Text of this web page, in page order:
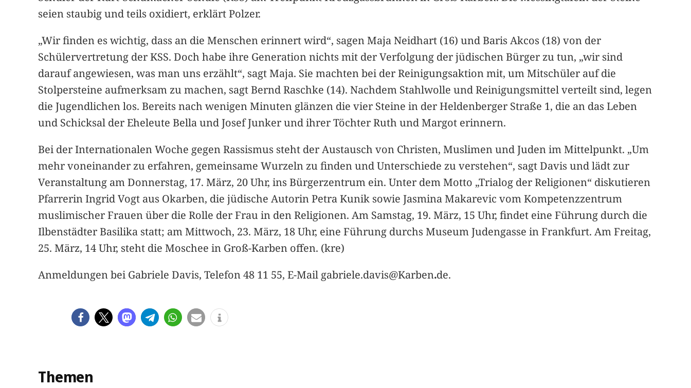
seien staubig und teils oxidiert, erklärt Polzer.
„Wir finden es wichtig, dass an die Menschen erinnert wird“, sagen Maja Neidhart (16) und Baris Akcos (18) von der
Schülervertretung der KSS. Doch habe ihre Generation nichts mit der Verfolgung der jüdischen Bürger zu tun, „wir sind
darauf angewiesen, was man uns erzählt“, sagt Maja. Sie machten bei der Reinigungsaktion mit, um Mitschüler auf die
Stolpersteine aufmerksam zu machen, sagt Bernd Raschke (14). Nachdem Stahlwolle und Reinigungsmittel verteilt sind, legen
die Jugendlichen los. Bereits nach wenigen Minuten glänzen die vier Steine in der Heldenberger Straße 1, die an das Leben
und Schicksal der Eheleute Bella und Josef Junker und ihrer Töchter Ruth und Margot erinnern.
Bei der Internationalen Woche gegen Rassismus steht der Austausch von Christen, Muslimen und Juden im Mittelpunkt. „Um
mehr voneinander zu erfahren, gemeinsame Wurzeln zu finden und Unterschiede zu verstehen“, sagt Davis und lädt zur
Veranstaltung am Donnerstag, 17. März, 20 Uhr, ins Bürgerzentrum ein. Unter dem Motto „Trialog der Religionen“ diskutieren
Pfarrerin Ingrid Vogt aus Okarben, die jüdische Autorin Petra Kunik sowie Jasmina Makarevic vom Kompetenzzentrum
muslimischer Frauen über die Rolle der Frau in den Religionen. Am Samstag, 19. März, 15 Uhr, findet eine Führung durch die
Ilbenstädter Basilika statt; am Mittwoch, 23. März, 18 Uhr, eine Führung durchs Museum Judengasse in Frankfurt. Am Freitag,
25. März, 14 Uhr, steht die Moschee in Groß-Karben offen. (kre)
Anmeldungen bei Gabriele Davis, Telefon 48 11 55, E-Mail gabriele.davis@Karben.de.
Themen